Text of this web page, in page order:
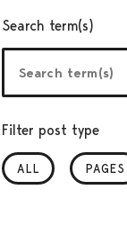
Search term(s)
Filter post type
ALL PAGES